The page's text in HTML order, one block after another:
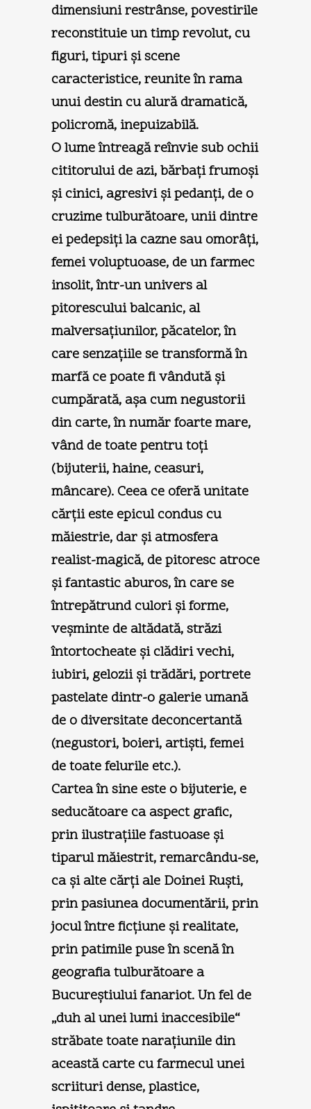
dimensiuni restrânse, povestirile
reconstituie un timp revolut, cu
figuri, tipuri şi scene
caracteristice, reunite în rama
unui destin cu alură dramatică,
policromă, inepuizabilă.
O lume întreagă reînvie sub ochii
cititorului de azi, bărbaţi frumoşi
şi cinici, agresivi şi pedanţi, de o
cruzime tulburătoare, unii dintre
ei pedepsiţi la cazne sau omorâţi,
femei voluptuoase, de un farmec
insolit, într-un univers al
pitorescului balcanic, al
malversaţiunilor, păcatelor, în
care senzaţiile se transformă în
marfă ce poate fi vândută şi
cumpărată, aşa cum negustorii
din carte, în număr foarte mare,
vând de toate pentru toţi
(bijuterii, haine, ceasuri,
mâncare). Ceea ce oferă unitate
cărţii este epicul condus cu
măiestrie, dar şi atmosfera
realist-magică, de pitoresc atroce
şi fantastic aburos, în care se
întrepătrund culori şi forme,
veşminte de altădată, străzi
întortocheate şi clădiri vechi,
iubiri, gelozii şi trădări, portrete
pastelate dintr-o galerie umană
de o diversitate deconcertantă
(negustori, boieri, artişti, femei
de toate felurile etc.).
Cartea în sine este o bijuterie, e
seducătoare ca aspect grafic,
prin ilustraţiile fastuoase şi
tiparul măiestrit, remarcându-se,
ca şi alte cărţi ale Doinei Ruşti,
prin pasiunea documentării, prin
jocul între ficţiune şi realitate,
prin patimile puse în scenă în
geografia tulburătoare a
Bucureştiului fanariot. Un fel de
„duh al unei lumi inaccesibile“
străbate toate naraţiunile din
această carte cu farmecul unei
scriituri dense, plastice,